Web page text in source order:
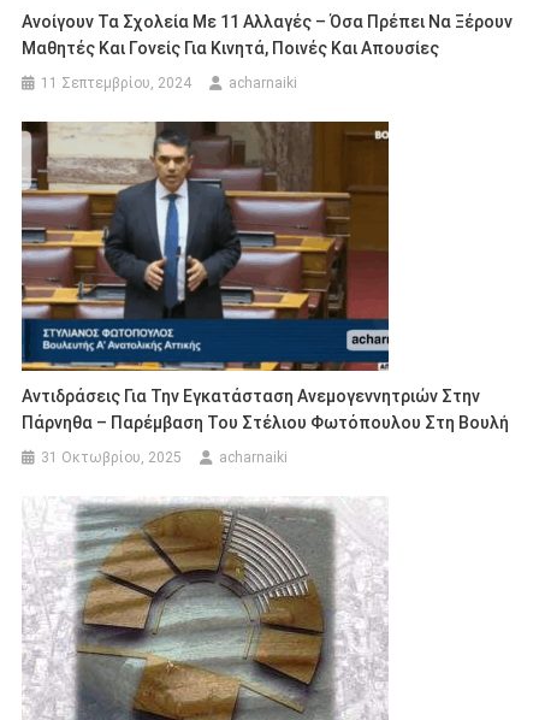
Ανοίγουν Τα Σχολεία Με 11 Αλλαγές – Όσα Πρέπει Να Ξέρουν
Μαθητές Και Γονείς Για Κινητά, Ποινές Και Απουσίες
11 Σεπτεμβρίου, 2024 acharnaiki
Αντιδράσεις Για Την Εγκατάσταση Ανεμογεννητριών Στην
Πάρνηθα – Παρέμβαση Του Στέλιου Φωτόπουλου Στη Βουλή
31 Οκτωβρίου, 2025 acharnaiki